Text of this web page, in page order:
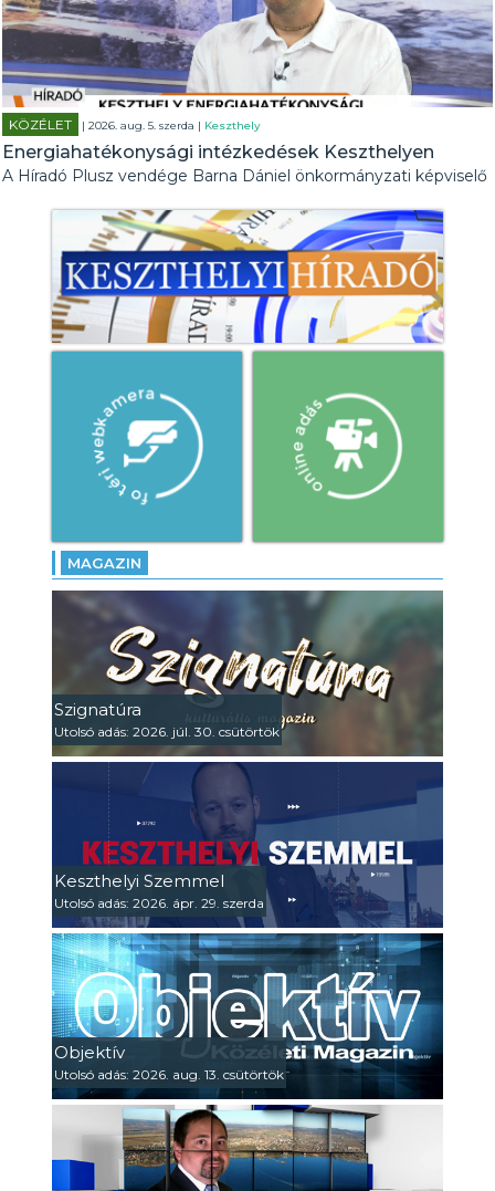
KÖZÉLET | 2026. aug. 5. szerda | Keszthely
Energiahatékonysági intézkedések Keszthelyen
A Híradó Plusz vendége Barna Dániel önkormányzati képviselő
MAGAZIN
Szignatúra
Utolsó adás: 2026. júl. 30. csütörtök
Keszthelyi Szemmel
Utolsó adás: 2026. ápr. 29. szerda
Objektív
Utolsó adás: 2026. aug. 13. csütörtök